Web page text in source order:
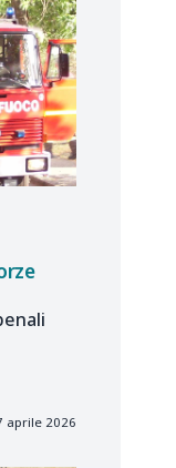
aprile 2026